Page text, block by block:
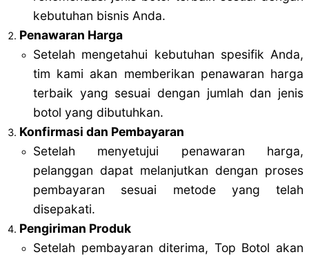
kebutuhan bisnis Anda.
Penawaran Harga
Setelah mengetahui kebutuhan spesifik Anda,
tim kami akan memberikan penawaran harga
terbaik yang sesuai dengan jumlah dan jenis
botol yang dibutuhkan.
Konfirmasi dan Pembayaran
Setelah menyetujui penawaran harga,
pelanggan dapat melanjutkan dengan proses
pembayaran sesuai metode yang telah
disepakati.
Pengiriman Produk
Setelah pembayaran diterima, Top Botol akan